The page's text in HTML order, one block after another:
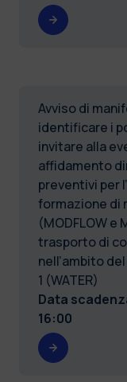
Avviso di
identificare i
invitare alla
affidamento
preventivi per
formazione di
(MODFLOW e
trasporto di
nell’ambito del
1 (WATER)
Data
16:00